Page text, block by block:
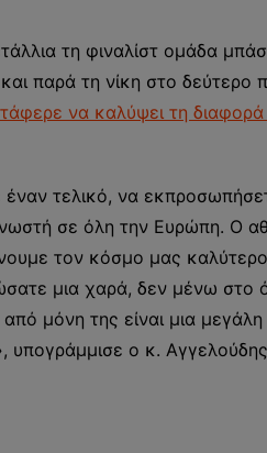
τη φιναλίστ ομάδα
παρά τη νίκη στο δεύτερο
να καλύψει τη
τελικό, να
σε όλη την Ευρώπη. Ο
τον κόσμο μας καλύτερο
μια χαρά, δεν μένω στο
μόνη της είναι μια μεγάλη
υπογράμμισε ο κ.